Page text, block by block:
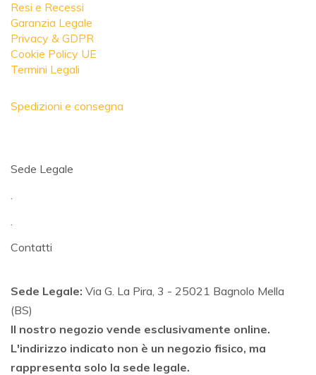
Resi e Recessi
Garanzia Legale
Privacy & GDPR
Cookie Policy UE
Termini Legali
Spedizioni e consegna
Sede Legale
Contatti
Sede Legale: Via G. La Pira, 3 - 25021 Bagnolo Mella
(BS)
Il nostro negozio vende esclusivamente online.
L'indirizzo indicato non è un negozio fisico, ma
rappresenta solo la sede legale.